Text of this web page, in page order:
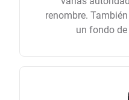
renombre.
un fondo